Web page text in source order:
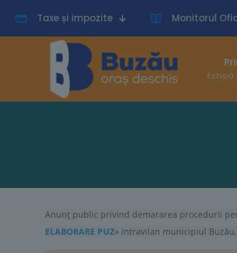
Taxe și impozite Monitorul
Anunț public privind demararea procedurii
ELABORARE PUZ» intravilan municipiul